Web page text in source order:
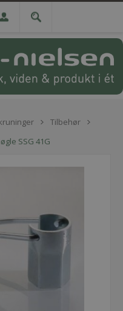
Tilbehør
SSG 41G